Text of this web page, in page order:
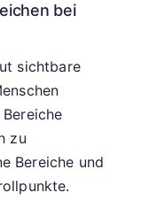
bei
sichtbare
zu
Bereiche und